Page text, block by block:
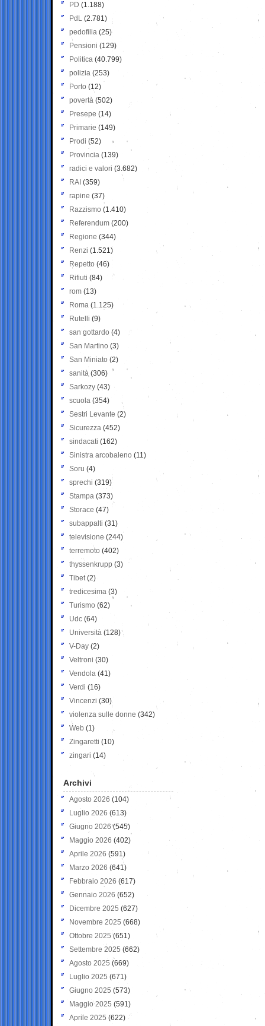
PD (1.188)
PdL (2.781)
pedofilia (25)
Pensioni (129)
Politica (40.799)
polizia (253)
Porto (12)
povertà (502)
Presepe (14)
Primarie (149)
Prodi (52)
Provincia (139)
radici e valori (3.682)
RAI (359)
rapine (37)
Razzismo (1.410)
Referendum (200)
Regione (344)
Renzi (1.521)
Repetto (46)
Rifiuti (84)
rom (13)
Roma (1.125)
Rutelli (9)
san gottardo (4)
San Martino (3)
San Miniato (2)
sanità (306)
Sarkozy (43)
scuola (354)
Sestri Levante (2)
Sicurezza (452)
sindacati (162)
Sinistra arcobaleno (11)
Soru (4)
sprechi (319)
Stampa (373)
Storace (47)
subappalti (31)
televisione(244)
terremoto (402)
thyssenkrupp (3)
Tibet(2)
tredicesima (3)
Turismo (62)
Udc (64)
Università (128)
V-Day (2)
Veltroni (30)
Vendola (41)
Verdi (16)
Vincenzi (30)
violenza sulle donne (342)
Web (1)
Zingaretti (10)
zingari (14)
Archivi
Agosto 2026 (104)
Luglio 2026 (613)
Giugno 2026 (545)
Maggio 2026 (402)
Aprile 2026 (591)
Marzo 2026 (641)
Febbraio 2026 (617)
Gennaio 2026 (652)
Dicembre 2025 (627)
Novembre 2025 (668)
Ottobre 2025 (651)
Settembre 2025 (662)
Agosto 2025 (669)
Luglio 2025 (671)
Giugno 2025 (573)
Maggio 2025 (591)
Aprile 2025 (622)